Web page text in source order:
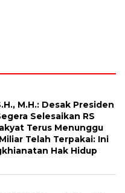
M.H.: Desak Presiden
Selesaikan RS
Terus Menunggu
Telah Terpakai: Ini
Hak Hidup